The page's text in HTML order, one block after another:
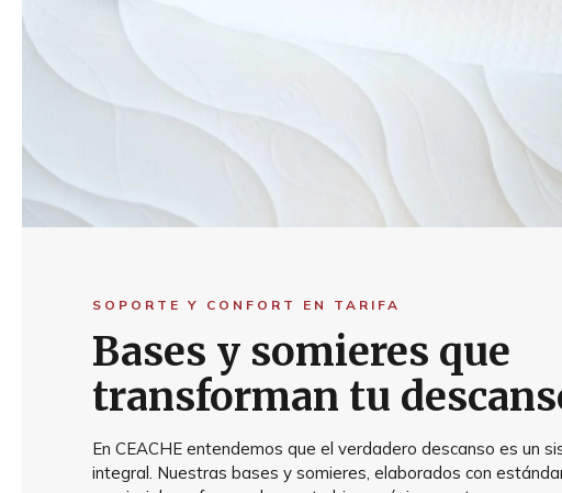
SOPORTE Y CONFORT EN TARIFA
Bases y somieres que
transforman tu
En CEACHE entendemos que el verdadero descanso es un
integral. Nuestras bases y somieres, elaborados con